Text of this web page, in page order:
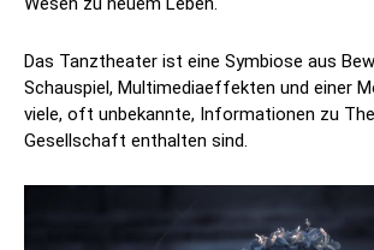
Das Tanztheater ist eine Symbiose aus
Schauspiel, Multimediaeffekten und einer
viele, oft unbekannte, Informationen zu
Gesellschaft enthalten sind.